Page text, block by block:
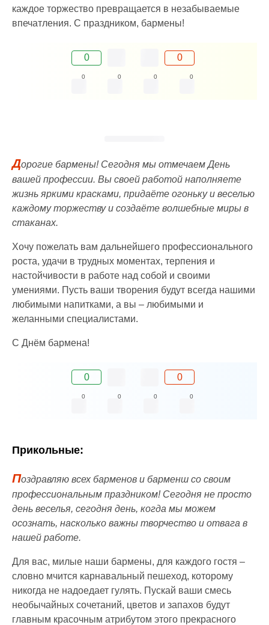
каждое торжество превращается в незабываемые
впечатления. С праздником, бармены!
0 0
0 0 0 0
Дорогие бармены! Сегодня мы отмечаем День
вашей профессии. Вы своей работой наполняете
жизнь яркими красками, придаёте огоньку и веселью
каждому торжеству и создаёте волшебные миры в
стаканах.
Хочу пожелать вам дальнейшего профессионального
роста, удачи в трудных моментах, терпения и
настойчивости в работе над собой и своими
умениями. Пусть ваши творения будут всегда нашими
любимыми напитками, а вы – любимыми и
желанными специалистами.
С Днём бармена!
0 0
0 0 0 0
Прикольные:
Поздравляю всех барменов и барменш со своим
профессиональным праздником! Сегодня не просто
день веселья, сегодня день, когда мы можем
осознать, насколько важны творчество и отвага в
нашей работе.
Для вас, милые наши бармены, для каждого гостя –
словно мчится карнавальный пешеход, которому
никогда не надоедает гулять. Пускай ваши смесь
необычайных сочетаний, цветов и запахов будут
главным красочным атрибутом этого прекрасного